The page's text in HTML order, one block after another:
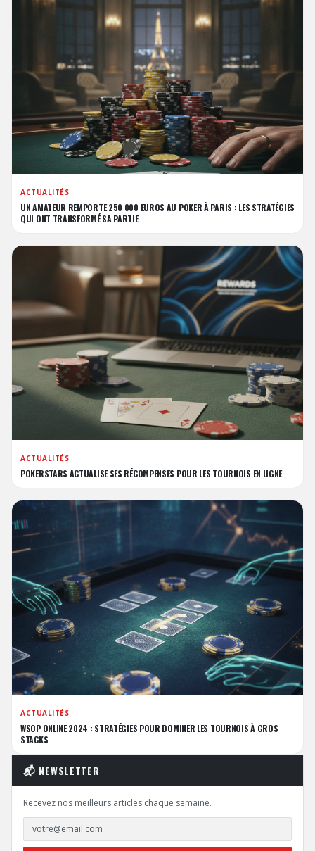
ACTUALITÉS
UN AMATEUR REMPORTE 250 000 EUROS AU POKER À PARIS : LES STRATÉGIES
QUI ONT TRANSFORMÉ SA PARTIE
ACTUALITÉS
POKERSTARS ACTUALISE SES RÉCOMPENSES POUR LES TOURNOIS EN LIGNE
ACTUALITÉS
WSOP ONLINE 2024 : STRATÉGIES POUR DOMINER LES TOURNOIS À GROS
STACKS
📬 NEWSLETTER
Recevez nos meilleurs articles chaque semaine.